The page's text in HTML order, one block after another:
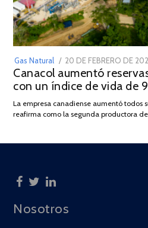
Gas Natural
POSTED
ON
20 DE FEBRERO DE
Canacol aumentó
con un índice de vida de
La empresa canadiense aumentó todos
reafirma como la segunda productora de
Nosotros